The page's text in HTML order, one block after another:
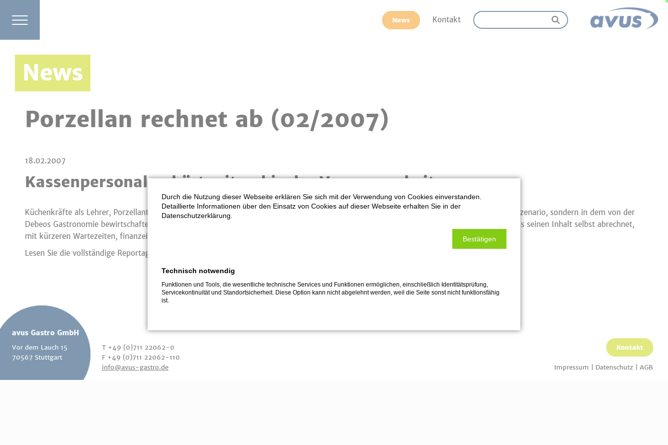
News Kontakt
News
Porzellan rechnet ab (02/2007)
18.02.2007
Kassenpersonal gehört mit pabis der Vergangenheit an.
Küchenkräfte als Lehrer, Porzellanteile, die von ihnen Wissen vermittelt bekommen und dieses weitergeben - das ist kein Science-Fiction-Szenario, sondern in dem von der
Debeos Gastronomie bewirtschafteten Betriebsrestaurant der DaimlerChrysler Bank, Stuttgart, bereits Realität. Es profitiert von Geschirr, das seinen Inhalt selbst abrechnet,
mit kürzeren Wartezeiten, finanzeillen Einsparungen und einer einfacheren Logistik.
Lesen Sie die vollständige Reportage des "GVmanager" 1-2/2007:
avus Gastro GmbH
Vor dem Lauch 15
70567 Stuttgart
T +49 (0)711 22062-0
F +49 (0)711 22062-110
info@avus-gastro.de
Kontakt
Impressum Datenschutz AGB
Durch die Nutzung dieser Webseite erklären Sie sich mit der Verwendung von Cookies einverstanden.
Detaillierte Informationen über den Einsatz von Cookies auf dieser Webseite erhalten Sie in der
Datenschutzerklärung.
Bestätigen
Technisch notwendig
Funktionen und Tools, die wesentliche technische Services und Funktionen ermöglichen, einschließlich Identitätsprüfung,
Servicekontinuität und Standortsicherheit. Diese Option kann nicht abgelehnt werden, weil die Seite sonst nicht funktionsfähig
ist.